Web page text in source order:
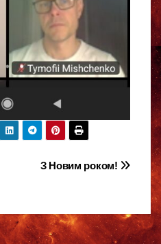
З Новим роком!